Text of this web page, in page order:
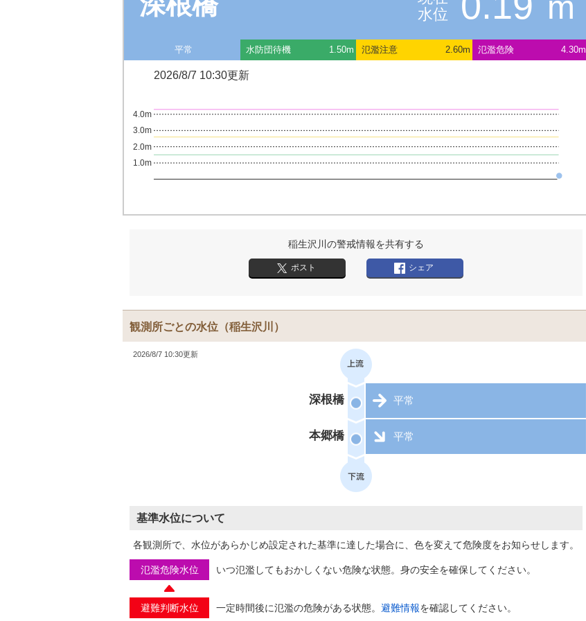
水位
平常 水防団待機 1.50m 氾濫注意 2.60m 氾濫危険 4.30m
2026/8/7 10:30更新
1.0m
2.0m
3.0m
4.0m
稲生沢川の警戒情報を共有する
ポスト シェア
観測所ごとの水位 （稲生沢川）
2026/8/7 10:30更新
深根橋 平常
本郷橋 平常
基準水位について
各観測所で、水位があらかじめ設定された基準に達した場合に、色を変えて危険度をお知らせします。
氾濫危険水位 いつ氾濫してもおかしくない危険な状態。身の安全を確保してください。
避難判断水位 一定時間後に氾濫の危険がある状態。 避難情報を確認してください。